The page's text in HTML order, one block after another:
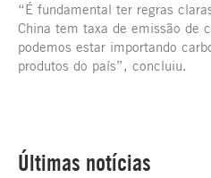
“É fundamental ter regras
China tem taxa de emissão de
podemos estar importando
produtos do país”, concluiu.
Últimas notícias